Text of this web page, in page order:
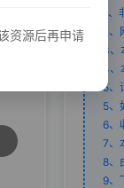
资源后再申请
1
2
3
4
5、
5、
6、
7、
8、
9、